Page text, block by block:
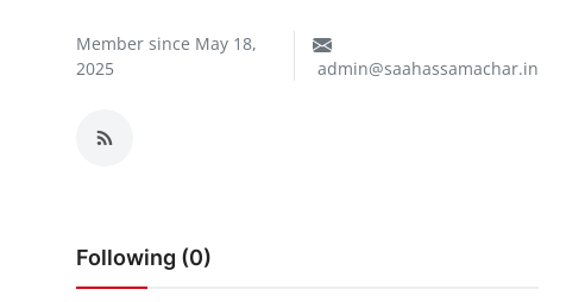
Epaper
Member since May 18,
2025
admin@saahassamachar.in
Following (0)